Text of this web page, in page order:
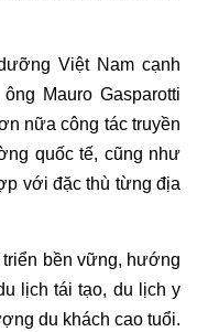
Việt Nam cạnh
Mauro Gasparotti
nữa công tác truyền
quốc tế, cũng như
với đặc thù từng địa
bền vững, hướng
lịch tái tạo, du lịch y
du khách cao tuổi.